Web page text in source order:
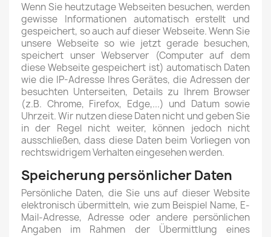
Wenn Sie heutzutage Webseiten besuchen, werden
gewisse Informationen automatisch erstellt und
gespeichert, so auch auf dieser Webseite. Wenn Sie
unsere Webseite so wie jetzt gerade besuchen,
speichert unser Webserver (Computer auf dem
diese Webseite gespeichert ist) automatisch Daten
wie die IP-Adresse Ihres Gerätes, die Adressen der
besuchten Unterseiten, Details zu Ihrem Browser
(z.B. Chrome, Firefox, Edge,...) und Datum sowie
Uhrzeit. Wir nutzen diese Daten nicht und geben Sie
in der Regel nicht weiter, können jedoch nicht
ausschließen, dass diese Daten beim Vorliegen von
rechtswidrigem Verhalten eingesehen werden.
Speicherung persönlicher Daten
Persönliche Daten, die Sie uns auf dieser Website
elektronisch übermitteln, wie zum Beispiel Name, E-
Mail-Adresse, Adresse oder andere persönlichen
Angaben im Rahmen der Übermittlung eines